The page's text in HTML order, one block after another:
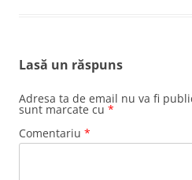
Lasă un răspuns
Adresa ta de email nu va fi
sunt marcate cu *
Comentariu *